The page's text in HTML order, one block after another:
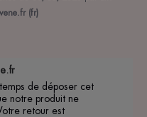
(fr)
de déposer cet
notre produit ne
retour est